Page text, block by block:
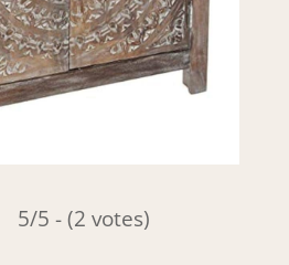
5/5 - (2 votes)